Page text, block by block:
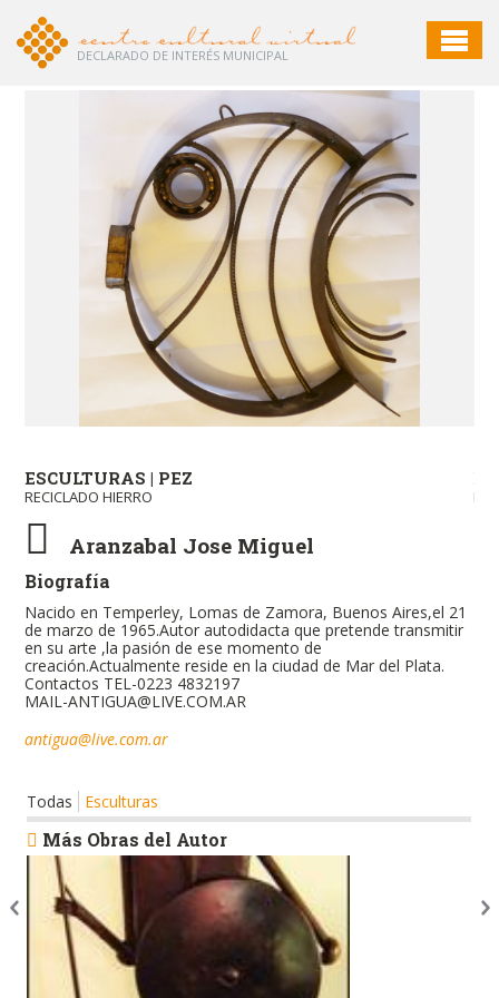
DECLARADO DE INTERÉS MUNICIPAL
ESCULTURAS | PEZ
RECICLADO HIERRO
Aranzabal Jose Miguel
Biografía
Nacido en Temperley, Lomas de Zamora, Buenos Aires,el 21
de marzo de 1965.Autor autodidacta que pretende transmitir
en su arte ,la pasión de ese momento de
creación.Actualmente reside en la ciudad de Mar del Plata.
Contactos TEL-0223 4832197
MAIL-ANTIGUA@LIVE.COM.AR
antigua@live.com.ar
Todas Esculturas
Más Obras del Autor